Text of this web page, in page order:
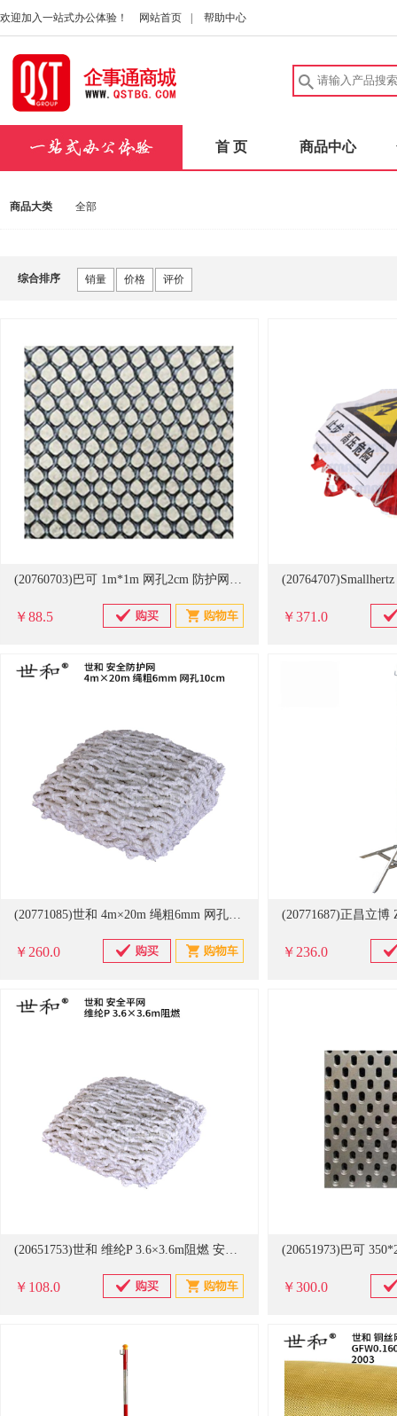
欢迎加入一站式办公体验！ 网站首页 帮助中心
首 页 商品中心
商品大类 全部
综合排序 销量 价格 评价
(20760703)巴可 1m*1m 网孔2cm 防护网 黑色(单位：张)
￥88.5 ￥371.0
(20771085)世和 4m×20m 绳粗6mm 网孔10cm 安全防护网(单位：件)
￥260.0 ￥236.0
(20651753)世和 维纶P 3.6×3.6m阻燃 安全平网 白色(单位：件)
￥108.0 ￥300.0